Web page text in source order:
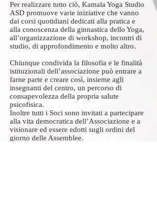
Per realizzare tutto ciò, Kamala Yoga Studio
ASD promuove varie iniziative che vanno
dai corsi quotidiani dedicati alla pratica e
alla conoscenza della ginnastica dello Yoga,
all’organizzazione di workshop, incontri di
studio, di approfondimento e molto altro.
Chiunque condivida la filosofia e le finalità
istituzionali dell’associazione può entrare a
farne parte e creare così, insieme agli
insegnanti del centro, un percorso di
consapevolezza della propria salute
psicofisica.
Inoltre tutti i Soci sono invitati a partecipare
alla vita democratica dell’Associazione e a
visionare ed essere edotti sugli ordini del
giorno delle Assemblee.